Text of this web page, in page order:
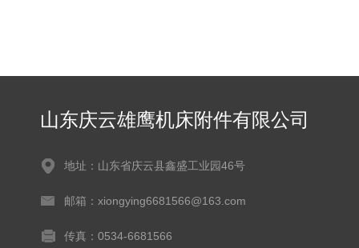
山东庆云雄鹰机床附件有限公司
地址：山东省庆云县鑫盛工业园46号
邮箱：xiongying6681566@163.com
传真：0534-6681566